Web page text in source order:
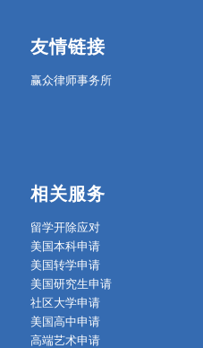
友情链接
赢众律师事务所
相关服务
留学开除应对
美国本科申请
美国转学申请
美国研究生申请
社区大学申请
美国高中申请
高端艺术申请